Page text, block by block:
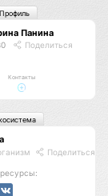
Панина
Поделиться
Контакты
Профиль
Поделиться